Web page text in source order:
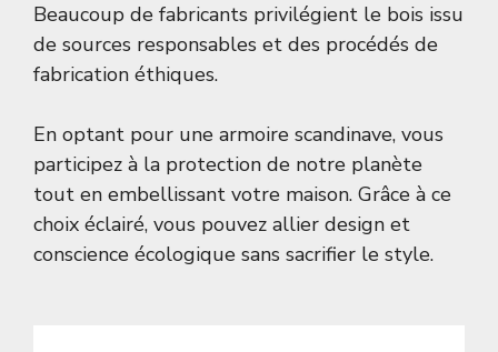
Beaucoup de fabricants privilégient le bois issu
de sources responsables et des procédés de
fabrication éthiques.
En optant pour une armoire scandinave, vous
participez à la protection de notre planète
tout en embellissant votre maison. Grâce à ce
choix éclairé, vous pouvez allier design et
conscience écologique sans sacrifier le style.